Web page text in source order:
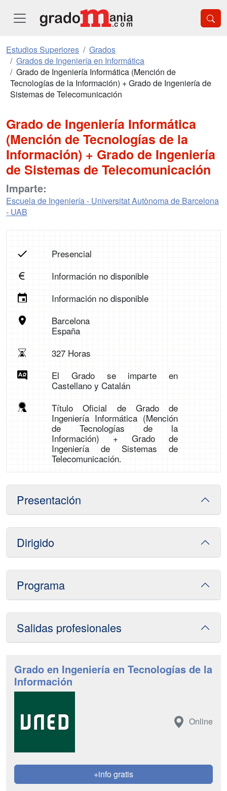
Estudios Superiores
Grados
Grados de Ingeniería en Informática
Grado de Ingeniería Informática (Mención de
Tecnologías de la Información) + Grado de Ingeniería de
Sistemas de Telecomunicación
Grado de Ingeniería Informática
(Mención de Tecnologías de la
Información) + Grado de Ingeniería
de Sistemas de Telecomunicación
Imparte:
Escuela de Ingeniería - Universitat Autònoma de Barcelona
- UAB
Presencial
Información no disponible
Información no disponible
Barcelona
España
327 Horas
El Grado se imparte en
Castellano y Catalán
Título Oficial de Grado de
Ingeniería Informática (Mención
de Tecnologías de la
Información) + Grado de
Ingeniería de Sistemas de
Telecomunicación.
Presentación
Dirigido
Programa
Salidas profesionales
Grado en Ingeniería en Tecnologías de la
Información
Online
+info gratis